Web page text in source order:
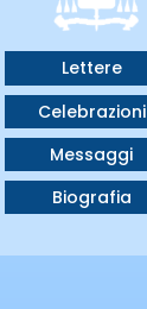
Lettere
Celebrazioni
Messaggi
Biografia